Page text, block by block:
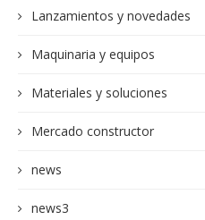
Lanzamientos y novedades
Maquinaria y equipos
Materiales y soluciones
Mercado constructor
news
news3